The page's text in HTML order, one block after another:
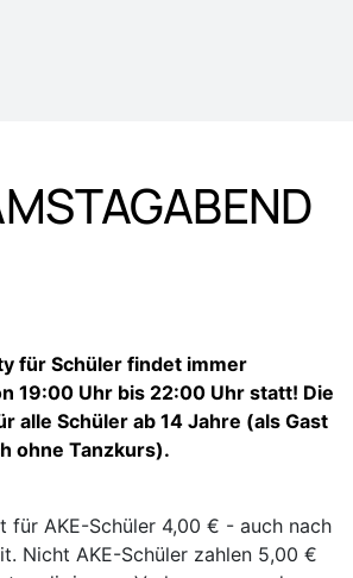
für Schüler findet immer
19:00 Uhr bis 22:00 Uhr statt! Die
alle Schüler ab 14 Jahre (als Gast
ohne Tanzkurs).
für AKE-Schüler 4,00 € - auch nach
Nicht AKE-Schüler zahlen 5,00 €